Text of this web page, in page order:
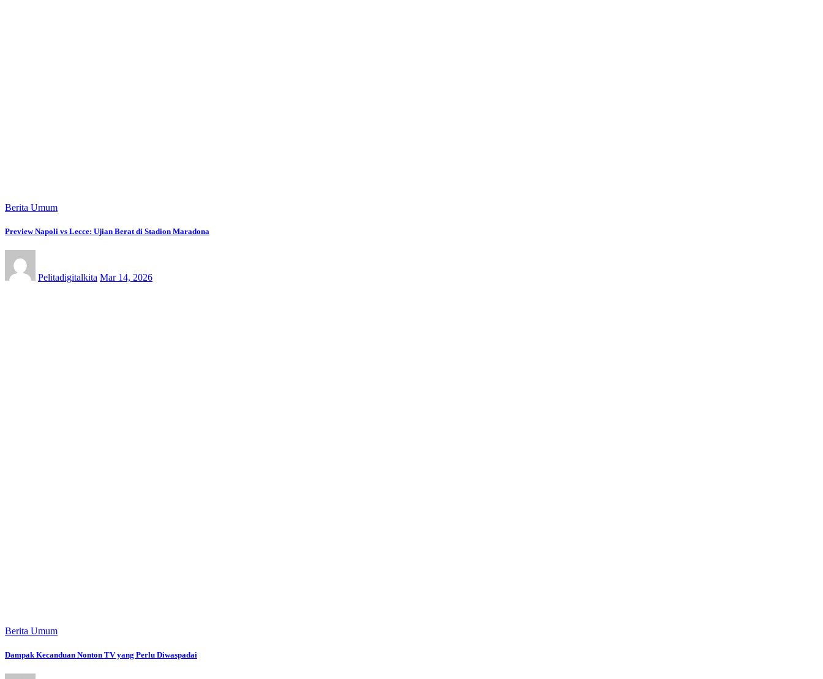
Berita Umum
Preview Napoli vs Lecce: Ujian Berat di Stadion Maradona
Pelitadigitalkita Mar 14, 2026
Berita Umum
Dampak Kecanduan Nonton TV yang Perlu Diwaspadai